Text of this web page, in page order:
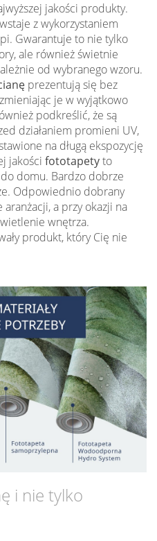
jakości produkty.
z wykorzystaniem
Gwarantuje to nie tylko
ale również świetnie
od wybranego wzoru.
prezentują się bez
je w wyjątkowo
podkreślić, że są
działaniem promieni UV,
na długą ekspozycję
jakości fototapetyto
domu. Bardzo dobrze
Odpowiednio dobrany
a przy okazji na
wnętrza.
produkt, który Cię nie
i nie tylko